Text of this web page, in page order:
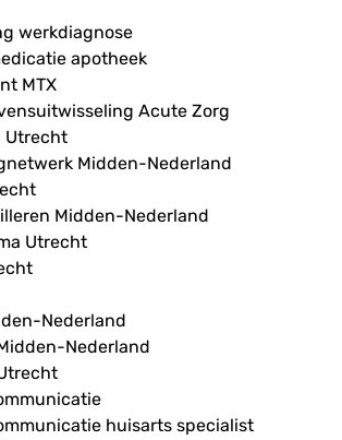
werkdiagnose
apotheek
MTX
Acute Zorg
Utrecht
Midden-Nederland
Midden-Nederland
Utrecht
Nederland
Nederland
huisarts specialist